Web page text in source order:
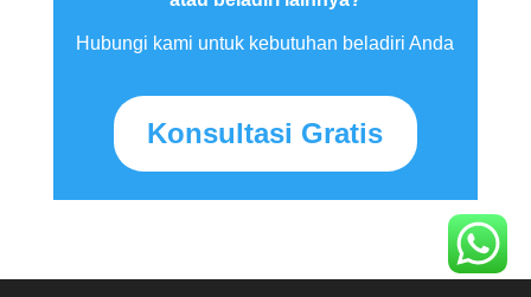
Hubungi kami untuk kebutuhan beladiri Anda
Konsultasi Gratis